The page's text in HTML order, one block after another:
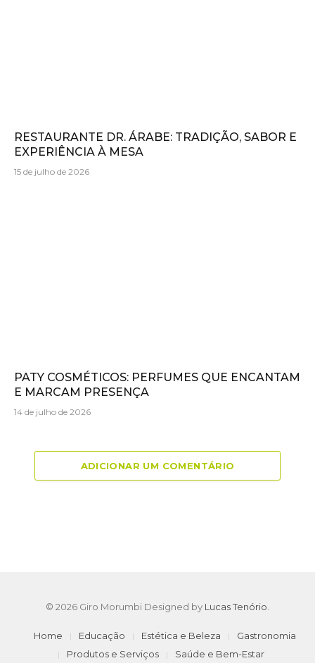
RESTAURANTE DR. ÁRABE: TRADIÇÃO, SABOR E
EXPERIÊNCIA À MESA
15 de julho de 2026
PATY COSMÉTICOS: PERFUMES QUE ENCANTAM
E MARCAM PRESENÇA
14 de julho de 2026
ADICIONAR UM COMENTÁRIO
© 2026 Giro Morumbi Designed by Lucas Tenório
Home Educação Estética e Beleza
Gastronomia
Produtos e Serviços
Saúde e Bem-Estar